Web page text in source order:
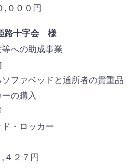
,０００円
路十字会 様
への助成事業
ファベッドと通所者の貴重品
の購入
・ロッカー
４２７円